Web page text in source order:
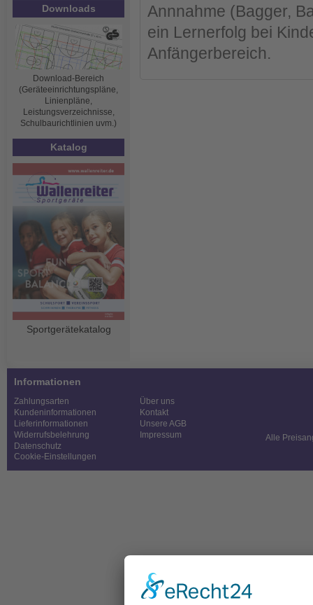
Downloads
Download-Bereich
(Geräteeinrichtungspläne,
Linienpläne,
Leistungsverzeichnisse,
Schulbaurichtlinien uvm.)
Katalog
Sportgerätekatalog
Annnahme (Bagger,
ein Lernerfolg bei
Anfängerbereich.
Informationen
Zahlungsarten
Kundeninformationen
Lieferinformationen
Widerrufsbelehrung
Datenschutz
Cookie-Einstellungen
Über uns
Kontakt
Unsere AGB
Impressum
Alle